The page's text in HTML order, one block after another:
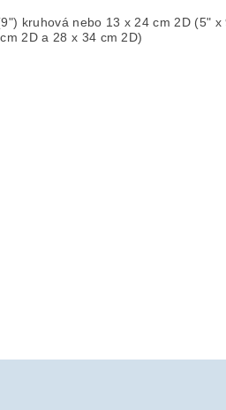
kruhová nebo 13 x 24 cm 2D (5" x
2D a 28 x 34 cm 2D)